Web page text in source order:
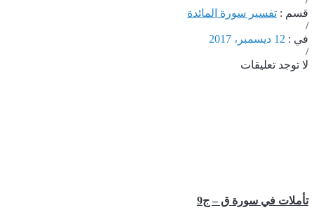
قسم : تفسير سورة المائدة
/
في : 12 ديسمبر، 2017
/
لا توجد تعليقات
تأملات في سورة ق – ج9